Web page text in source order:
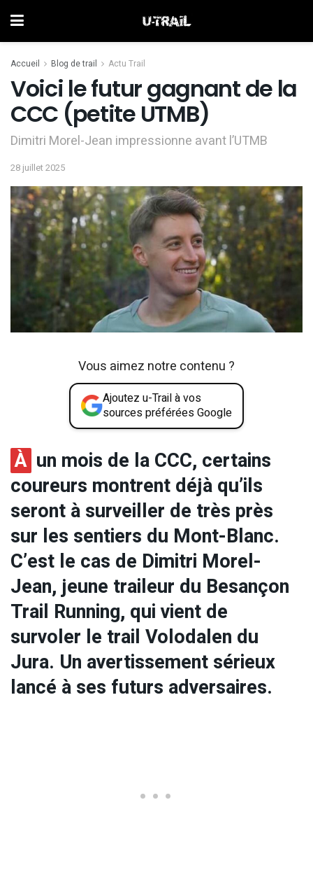
Accueil Blog de trail Actu Trail
Voici le futur gagnant de la
CCC (petite UTMB)
Dimitri Morel-Jean impressionne avant l’UTMB
28 juillet 2025
Vous aimez notre contenu ?
Ajoutez u-Trail à vos
sources préférées Google
À un mois de la CCC, certains
coureurs montrent déjà qu’ils
seront à surveiller de très près
sur les sentiers du Mont-Blanc.
C’est le cas de Dimitri Morel-
Jean, jeune traileur du Besançon
Trail Running, qui vient de
survoler le trail Volodalen du
Jura. Un avertissement sérieux
lancé à ses futurs adversaires.